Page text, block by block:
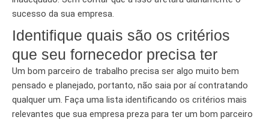
sucesso da sua empresa.
Identifique quais são os critérios
que seu fornecedor precisa ter
Um bom parceiro de trabalho precisa ser algo muito bem
pensado e planejado, portanto, não saia por aí contratando
qualquer um. Faça uma lista identificando os critérios mais
relevantes que sua empresa preza para ter um bom parceiro